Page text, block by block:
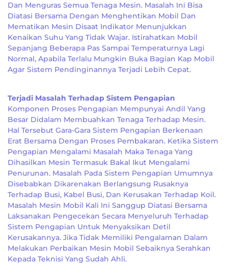
Dan Menguras Semua Tenaga Mesin. Masalah Ini Bisa
Diatasi Bersama Dengan Menghentikan Mobil Dan
Mematikan Mesin Disaat Indikator Menunjukkan
Kenaikan Suhu Yang Tidak Wajar. Istirahatkan Mobil
Sepanjang Beberapa Pas Sampai Temperaturnya Lagi
Normal, Apabila Terlalu Mungkin Buka Bagian Kap Mobil
Agar Sistem Pendinginannya Terjadi Lebih Cepat.
Terjadi Masalah Terhadap Sistem Pengapian
Komponen Proses Pengapian Mempunyai Andil Yang
Besar Didalam Membuahkan Tenaga Terhadap Mesin.
Hal Tersebut Gara-Gara Sistem Pengapian Berkenaan
Erat Bersama Dengan Proses Pembakaran. Ketika Sistem
Pengapian Mengalami Masalah Maka Tenaga Yang
Dihasilkan Mesin Termasuk Bakal Ikut Mengalami
Penurunan. Masalah Pada Sistem Pengapian Umumnya
Disebabkan Dikarenakan Berlangsung Rusaknya
Terhadap Busi, Kabel Busi, Dan Kerusakan Terhadap Koil.
Masalah Mesin Mobil Kali Ini Sanggup Diatasi Bersama
Laksanakan Pengecekan Secara Menyeluruh Terhadap
Sistem Pengapian Untuk Menyaksikan Detil
Kerusakannya. Jika Tidak Memiliki Pengalaman Dalam
Melakukan Perbaikan Mesin Mobil Sebaiknya Serahkan
Kepada Teknisi Yang Sudah Ahli.